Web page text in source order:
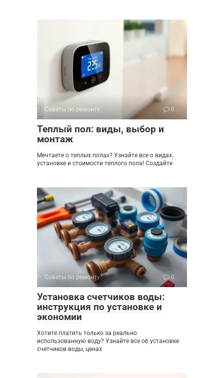
Советы по ремонту 0
Теплый пол: виды, выбор и
монтаж
Мечтаете о теплых полах? Узнайте все о видах,
установке и стоимости теплого пола! Создайте
Советы по ремонту 0
Установка счетчиков воды:
инструкция по установке и
экономии
Хотите платить только за реально
использованную воду? Узнайте все об установке
счетчиков воды, ценах